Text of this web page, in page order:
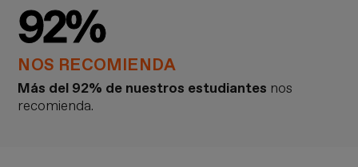
92%
NOS RECOMIENDA
Más del 92% de nuestros estudiantes nos
recomienda.